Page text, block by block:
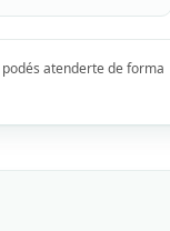
atenderte de forma